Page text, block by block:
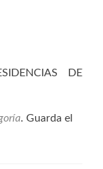
DE
. Guarda el